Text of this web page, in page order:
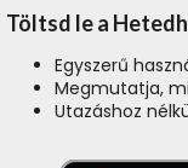
Töltsd le a
Egyszerű
Megmutatja,
Utazáshoz